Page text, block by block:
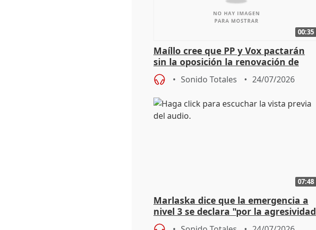
00:35
Maíllo cree que PP y Vox pactarán
sin la oposición la renovación de
órganos como el Defensor
Sonido Totales 24/07/2026
07:48
Marlaska dice que la emergencia a
nivel 3 se declara "por la agresividad
de los incendios"